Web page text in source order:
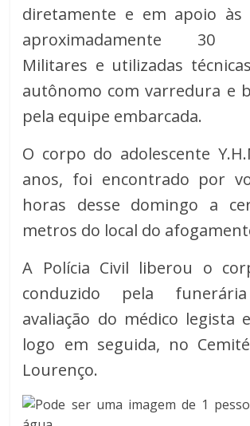
diretamente e em apoio às
aproximadamente 30
Militares e utilizadas
autônomo com varredura e
pela equipe embarcada.
O corpo do adolescente
anos, foi encontrado por
horas desse domingo a
metros do local do
A Polícia Civil liberou o
conduzido pela
avaliação do médico legista
logo em seguida, no
Lourenço.